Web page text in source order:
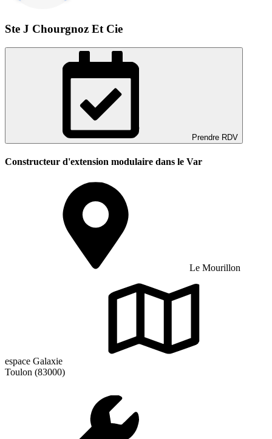
Ste J Chourgnoz Et Cie
Prendre RDV
Constructeur d'extension modulaire dans le Var
Le Mourillon
espace Galaxie
Toulon (83000)